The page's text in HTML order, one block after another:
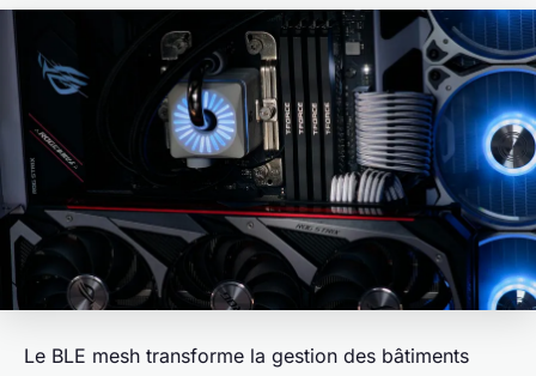
Le BLE mesh transforme la gestion des bâtiments